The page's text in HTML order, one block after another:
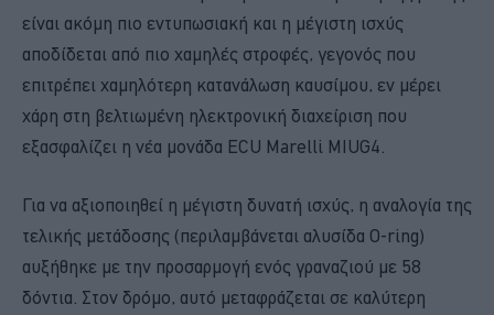
είναι ακόμη πιο εντυπωσιακή και η μέγιστη ισχύς
αποδίδεται από πιο χαμηλές στροφές, γεγονός που
επιτρέπει χαμηλότερη κατανάλωση καυσίμου, εν μέρει
χάρη στη βελτιωμένη ηλεκτρονική διαχείριση που
εξασφαλίζει η νέα μονάδα ECU Marelli MIUG4.
Για να αξιοποιηθεί η μέγιστη δυνατή ισχύς, η αναλογία της
τελικής μετάδοσης (περιλαμβάνεται αλυσίδα O-ring)
αυξήθηκε με την προσαρμογή ενός γραναζιού με 58
δόντια. Στον δρόμο, αυτό μεταφράζεται σε καλύτερη